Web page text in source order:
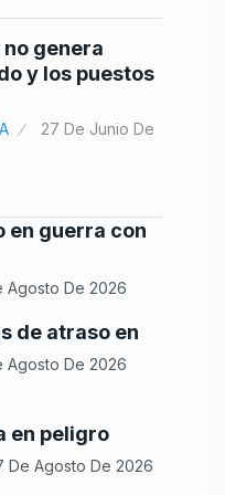
genera
y los puestos
27 De Junio De
en guerra con
Agosto De 2026
de atraso en
Agosto De 2026
en peligro
De Agosto De 2026